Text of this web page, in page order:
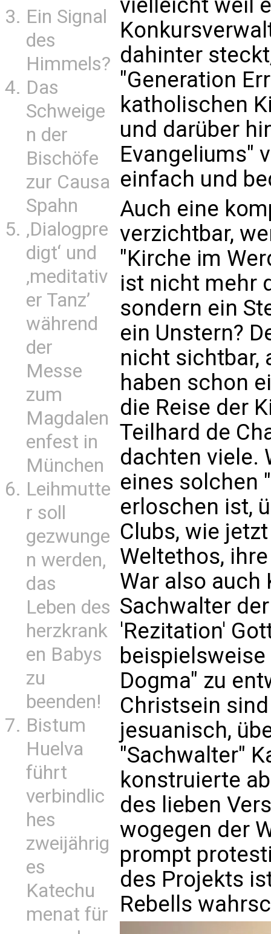
Ein Signal
des
Himmels?
Das
Schweige
n der
Bischöfe
zur Causa
Spahn
‚Dialogpre
digt‘ und
‚meditativ
er Tanz’
während
der
Messe
zum
Magdalen
enfest in
München
Leihmutte
r soll
gezwunge
n werden,
das
Leben des
herzkrank
en Babys
zu
beenden!
Bistum
Huelva
führt
verbindlic
hes
zweijährig
es
Katechu
menat für
dahinter
"Generation
katholischen
und darüber
Evangeliums"
einfach und
Auch eine
verzichtbar,
"Kirche im
ist nicht mehr
sondern ein
ein Unstern?
nicht sichtbar,
haben schon
die Reise der
Teilhard de
dachten viele.
eines solchen
erloschen ist,
Clubs, wie
Weltethos,
War also auch
Sachwalter
'Rezitation'
Dogma" zu
Christsein
jesuanisch,
"Sachwalter"
konstruierte
des lieben
wogegen der
prompt
des Projekts
Rebells